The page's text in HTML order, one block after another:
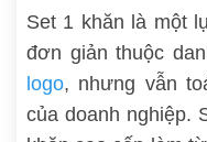
Set 1 khăn là một
đơn giản thuộc
logo, nhưng vẫn
của doanh nghiệp.